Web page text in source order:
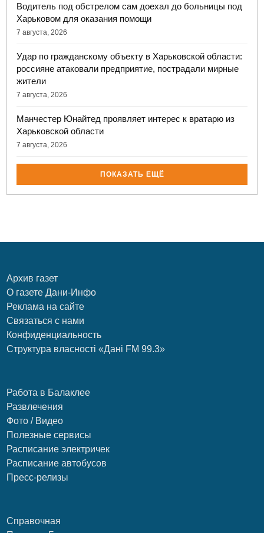
Водитель под обстрелом сам доехал до больницы под
Харьковом для оказания помощи
7 августа, 2026
Удар по гражданскому объекту в Харьковской области:
россияне атаковали предприятие, пострадали мирные
жители
7 августа, 2026
Манчестер Юнайтед проявляет интерес к вратарю из
Харьковской области
7 августа, 2026
ПОКАЗАТЬ ЕЩЁ
Архив газет
О газете Дани-Инфо
Реклама на сайте
Связаться с нами
Конфиденциальность
Структура власності «Дані FM 99.3»
Работа в Балаклее
Развлечения
Фото / Видео
Полезные сервисы
Расписание электричек
Расписание автобусов
Пресс-релизы
Справочная